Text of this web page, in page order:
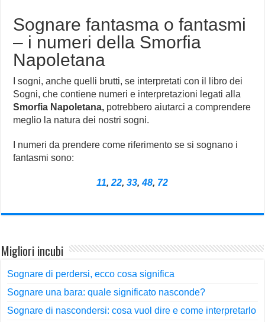
Sognare fantasma o fantasmi
– i numeri della Smorfia
Napoletana
I sogni, anche quelli brutti, se interpretati con il libro dei
Sogni, che contiene numeri e interpretazioni legati alla
Smorfia Napoletana, potrebbero aiutarci a comprendere
meglio la natura dei nostri sogni.
I numeri da prendere come riferimento se si sognano i
fantasmi sono:
11, 22,33,48, 72
Migliori incubi
Sognare di perdersi, ecco cosa significa
Sognare una bara: quale significato nasconde?
Sognare di nascondersi: cosa vuol dire e come interpretarlo